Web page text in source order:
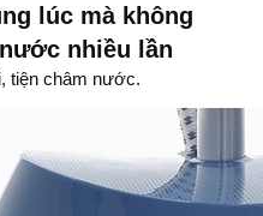
lúc mà không
nhiều lần
tiện châm nước.